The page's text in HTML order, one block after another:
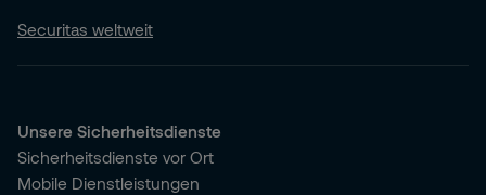
Securitas weltweit
Unsere Sicherheitsdienste
Sicherheitsdienste vor Ort
Mobile Dienstleistungen